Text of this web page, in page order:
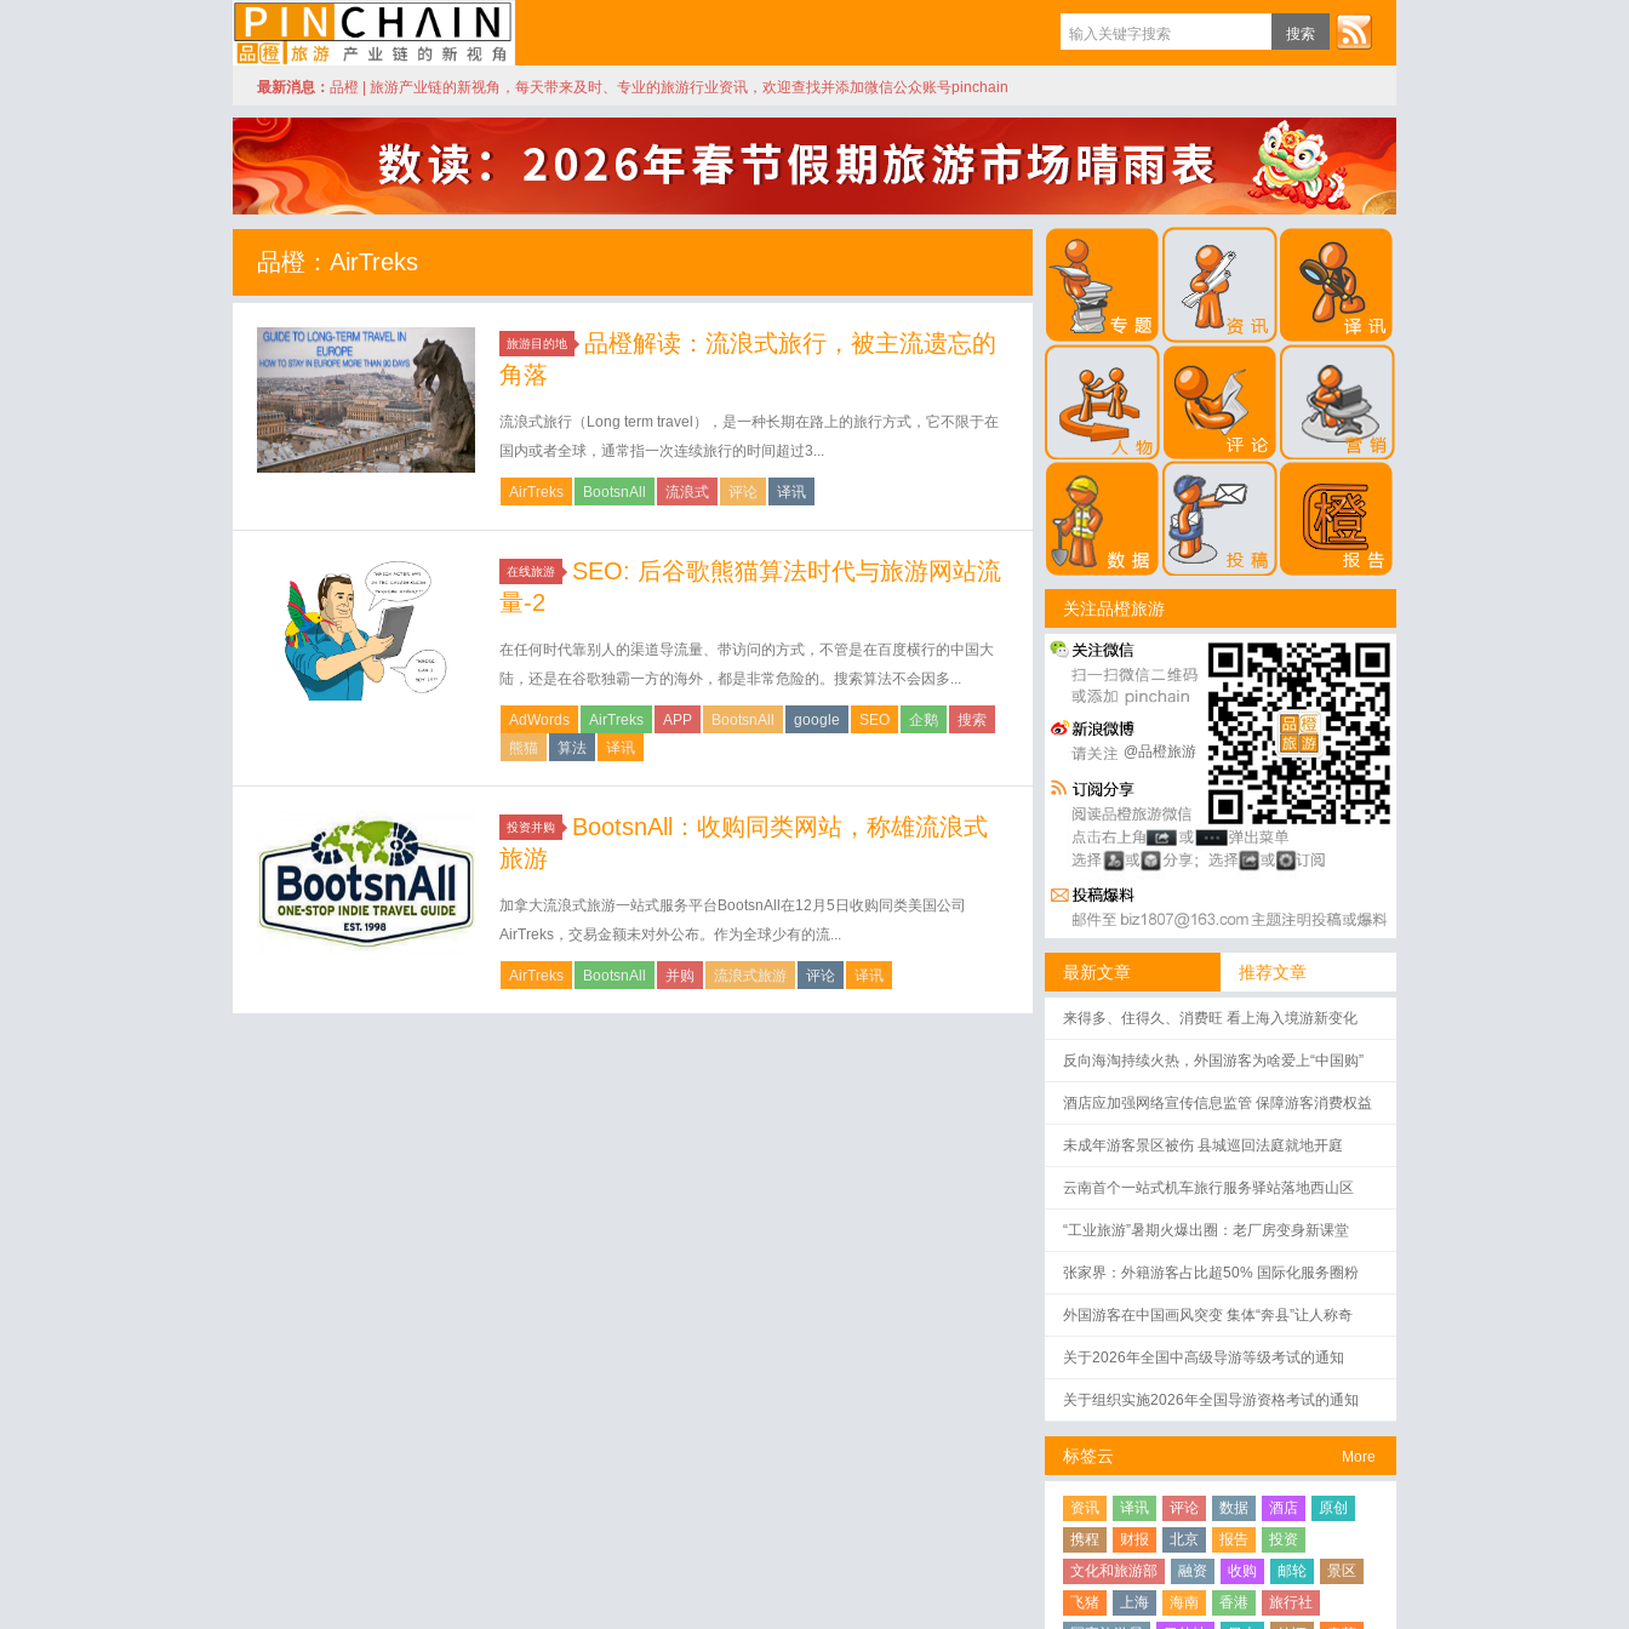
品橙旅游
最新消息： 品橙 | 旅游产业链的新视角，每天带来及时、专业的旅游行业资讯，欢迎查找并添加微信公众账号pinchain
品橙：AirTreks
旅游目的地
品橙解读：流浪式旅行，被主流遗忘的
角落
流浪式旅行（Long term travel），是一种长期在路上的旅行方式，它不限于在
国内或者全球，通常指一次连续旅行的时间超过3...
AirTreks BootsnAll 流浪式 评论 译讯
在线旅游
SEO: 后谷歌熊猫算法时代与旅游网站流
量-2
在任何时代靠别人的渠道导流量、带访问的方式，不管是在百度横行的中国大
陆，还是在谷歌独霸一方的海外，都是非常危险的。搜索算法不会因多...
AdWords AirTreks APP BootsnAll google SEO 企鹅
搜索
熊猫
算法 译讯
投资并购
BootsnAll：收购同类网站，称雄流浪式
旅游
加拿大流浪式旅游一站式服务平台BootsnAll在12月5日收购同类美国公司
AirTreks，交易金额未对外公布。作为全球少有的流...
AirTreks BootsnAll 并购 流浪式旅游 评论 译讯
关注品橙旅游
@品橙旅游
最新文章 推荐文章
来得多、住得久、消费旺 看上海入境游新变化
反向海淘持续火热，外国游客为啥爱上“中国购”
酒店应加强网络宣传信息监管 保障游客消费权益
未成年游客景区被伤 县城巡回法庭就地开庭
云南首个一站式机车旅行服务驿站落地西山区
“工业旅游”暑期火爆出圈：老厂房变身新课堂
张家界：外籍游客占比超50% 国际化服务圈粉
外国游客在中国画风突变 集体“奔县”让人称奇
关于2026年全国中高级导游等级考试的通知
关于组织实施2026年全国导游资格考试的通知
More
标签云
资讯 译讯 评论 数据 酒店
原创
携程
财报 北京 报告
投资
文化和旅游部
融资 收购 邮轮
景区
飞猪
上海 海南 香港
旅行社